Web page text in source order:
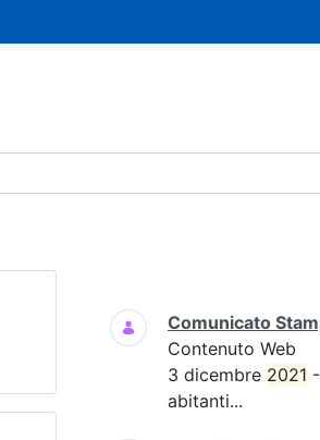
- Eventi
Ricerca
Comunicato
Contenuto Web
3 dicembre 2021
abitanti...